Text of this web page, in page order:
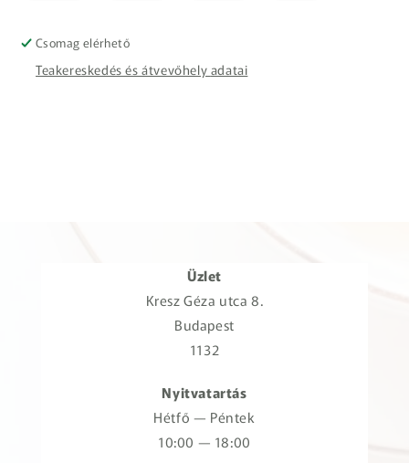
Csomag elérhető
Teakereskedés és átvevőhely adatai
Üzlet
Kresz Géza utca 8.
Budapest
1132
Nyitvatartás
Hétfő — Péntek
10:00 — 18:00